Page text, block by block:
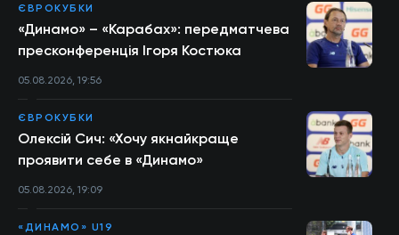
ЄВРОКУБКИ
«Динамо» – «Карабах»: передматчева
пресконференція Ігоря Костюка
05.08.2026, 19:56
ЄВРОКУБКИ
Олексій Сич: «Хочу якнайкраще
проявити себе в «Динамо»
05.08.2026, 19:09
«ДИНАМО» U19